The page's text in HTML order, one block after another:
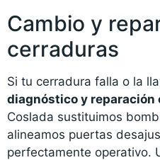
Cambio y
cerraduras
Si tu cerradura falla o la
diagnóstico y reparación
Coslada sustituimos
alineamos puertas
perfectamente operativo.